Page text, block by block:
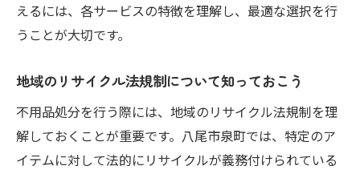
えるには、各サービスの特徴を理解し、最適な選択を行
うことが大切です。
地域のリサイクル法規制について知っておこう
不用品処分を行う際には、地域のリサイクル法規制を理
解しておくことが重要です。八尾市泉町では、特定のア
イテムに対して法的にリサイクルが義務付けられている